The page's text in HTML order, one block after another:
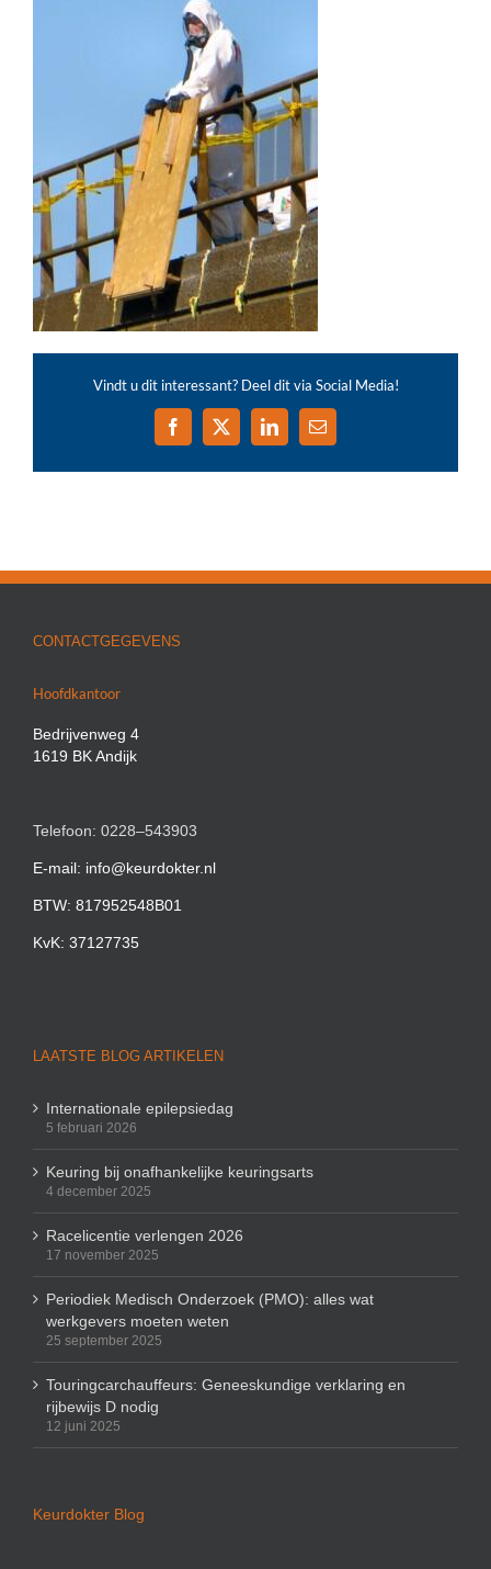
Vindt u dit interessant? Deel dit via Social Media!
Facebook
X LinkedIn
E-
CONTACTGEGEVENS
Hoofdkantoor
Bedrijvenweg 4
1619 BK Andijk
Telefoon: 0228–543903
E-mail: info@keurdokter.nl
BTW: 817952548B01
KvK: 37127735
LAATSTE BLOG ARTIKELEN
Internationale epilepsiedag
5 februari 2026
Keuring bij onafhankelijke keuringsarts
4 december 2025
Racelicentie verlengen 2026
17 november 2025
Periodiek Medisch Onderzoek (PMO): alles wat
werkgevers moeten weten
25 september 2025
Touringcarchauffeurs: Geneeskundige verklaring en
rijbewijs D nodig
12 juni 2025
Keurdokter Blog